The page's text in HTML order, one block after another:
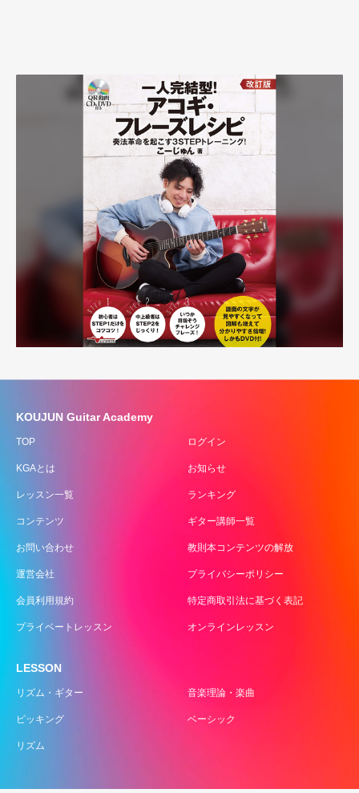
KOUJUN Guitar Academy
TOP ログイン
KGAとは お知らせ
レッスン一覧 ランキング
コンテンツ ギター講師一覧
お問い合わせ 教則本コンテンツの解放
運営会社 プライバシーポリシー
会員利用規約 特定商取引法に基づく表記
プライベートレッスン オンラインレッスン
LESSON
リズム・ギター 音楽理論・楽曲
ピッキング ベーシック
リズム